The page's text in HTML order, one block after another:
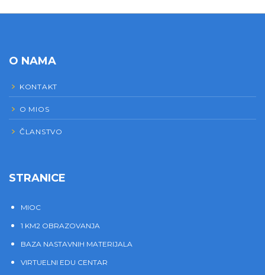
O NAMA
KONTAKT
O MIOS
ČLANSTVO
STRANICE
MIOC
1 KM2 OBRAZOVANJA
BAZA NASTAVNIH MATERIJALA
VIRTUELNI EDU CENTAR